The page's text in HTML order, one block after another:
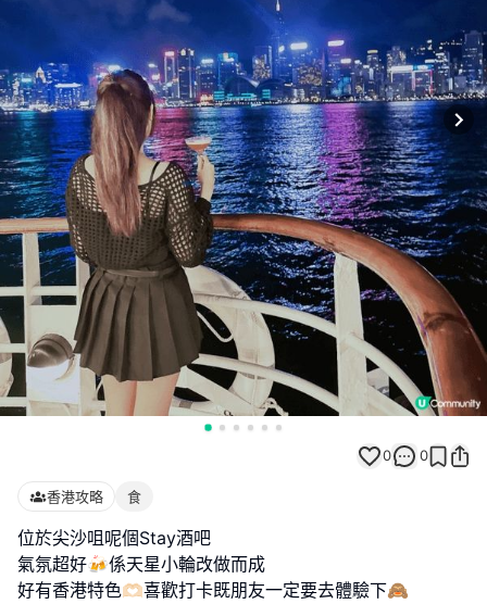
0 0
香港攻略 食
位於尖沙咀呢個Stay酒吧
氣氛超好🍻係天星小輪改做而成